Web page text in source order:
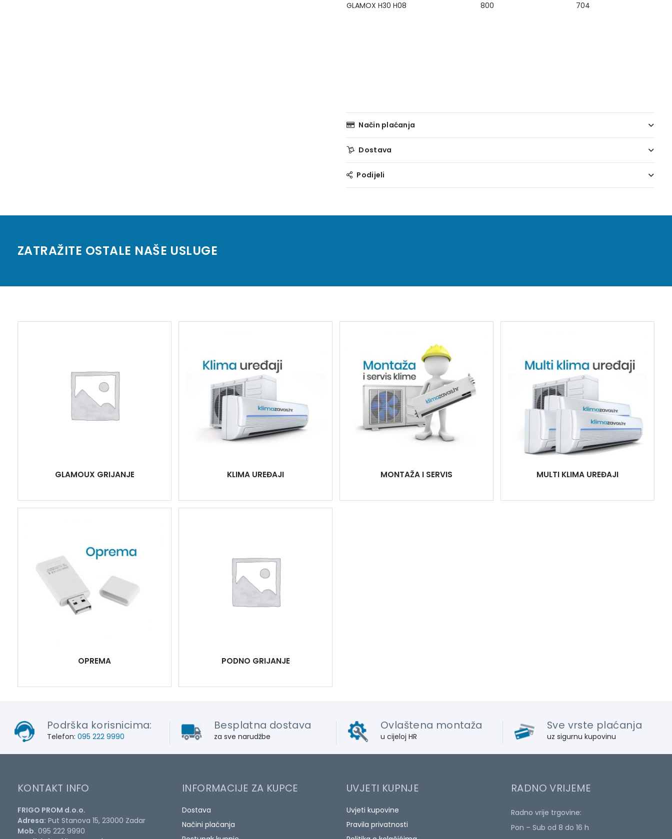
GLAMOX H30 H08 800 704
Način plaćanja
Dostava
Podijeli
ZATRAŽITE OSTALE NAŠE USLUGE
GLAMOUX GRIJANJE KLIMA UREĐAJI MONTAŽA I SERVIS MULTI KLIMA UREĐAJI
OPREMA PODNO GRIJANJE
Podrška korisnicima:
Telefon: 095 222 9990
Besplatna dostava
za sve narudžbe
Ovlaštena montaža
u cijeloj HR
Sve vrste plaćanja
uz sigurnu kupovinu
KONTAKT INFO
FRIGO PROM d.o.o.
Adresa: Put Stanova 15, 23000 Zadar
Mob. 095 222 9990
INFORMACIJE ZA KUPCE
Dostava
Načini plaćanja
UVJETI KUPNJE
Uvjeti kupovine
Pravila privatnosti
RADNO VRIJEME
Radno vrije trgovine:
Pon – Sub od 8 do 16 h